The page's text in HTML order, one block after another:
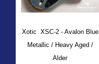
Xotic XSC-2 - Avalon Blue
Metallic / Heavy Aged /
Alder